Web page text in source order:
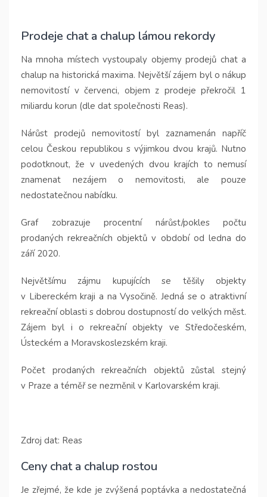
Prodeje chat a chalup lámou rekordy
Na mnoha místech vystoupaly objemy prodejů chat a
chalup na historická maxima. Největší zájem byl o nákup
nemovitostí v červenci, objem z prodeje překročil 1
miliardu korun (dle dat společnosti Reas).
Nárůst prodejů nemovitostí byl zaznamenán napříč
celou Českou republikou s výjimkou dvou krajů. Nutno
podotknout, že v uvedených dvou krajích to nemusí
znamenat nezájem o nemovitosti, ale pouze
nedostatečnou nabídku.
Graf zobrazuje procentní nárůst/pokles počtu
prodaných rekreačních objektů v období od ledna do
září 2020.
Největšímu zájmu kupujících se těšily objekty
v Libereckém kraji a na Vysočině. Jedná se o atraktivní
rekreační oblasti s dobrou dostupností do velkých měst.
Zájem byl i o rekreační objekty ve Středočeském,
Ústeckém a Moravskoslezském kraji.
Počet prodaných rekreačních objektů zůstal stejný
v Praze a téměř se nezměnil v Karlovarském kraji.
Zdroj dat: Reas
Ceny chat a chalup rostou
Je zřejmé, že kde je zvýšená poptávka a nedostatečná